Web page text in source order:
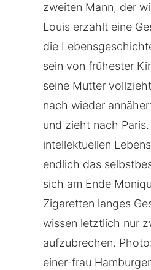
zweiten Mann, der
Louis erzählt eine
die
sein von frühester
seine Mutter
nach wieder
und zieht nach
intellektuellen
endlich das
sich am Ende
Zigaretten langes
wissen letztlich nur
aufzubrechen.
einer-frau